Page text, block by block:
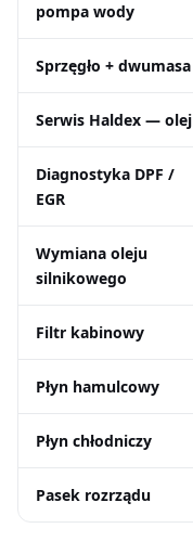
pompa wody
Sprzęgło + dwumasa
Serwis Haldex — olej
Diagnostyka DPF /
EGR
Wymiana oleju
silnikowego
Filtr kabinowy
Płyn hamulcowy
Płyn chłodniczy
Pasek rozrządu